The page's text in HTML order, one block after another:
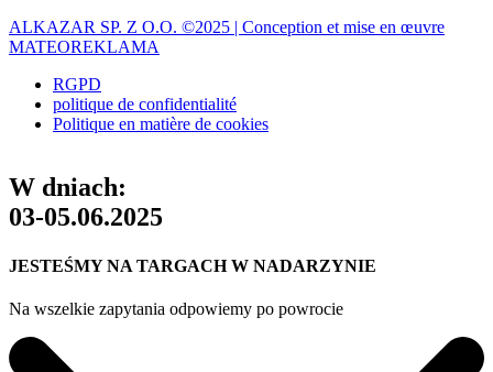
ALKAZAR SP. Z O.O. ©2025 | Conception et mise en œuvre
MATEOREKLAMA
RGPD
politique de confidentialité
Politique en matière de cookies
W dniach:
03-05.06.2025
JESTEŚMY NA TARGACH W NADARZYNIE
Na wszelkie zapytania odpowiemy po powrocie